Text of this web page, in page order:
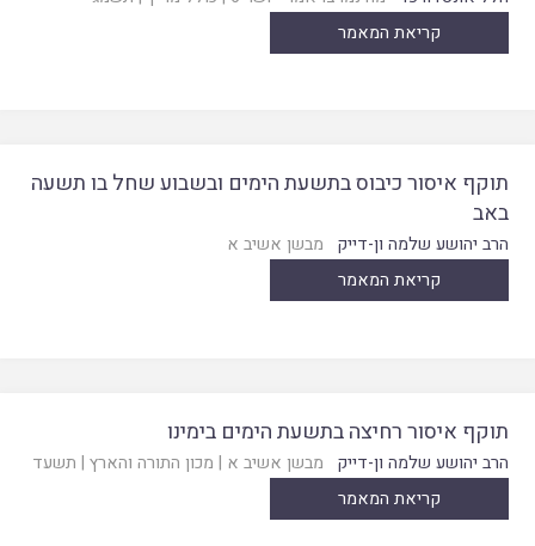
קריאת המאמר
תוקף איסור כיבוס בתשעת הימים ובשבוע שחל בו תשעה
באב
הרב יהושע שלמה ון-דייק
מבשן אשיב א
קריאת המאמר
תוקף איסור רחיצה בתשעת הימים בימינו
הרב יהושע שלמה ון-דייק מבשן אשיב א | מכון התורה והארץ | תשעד
קריאת המאמר